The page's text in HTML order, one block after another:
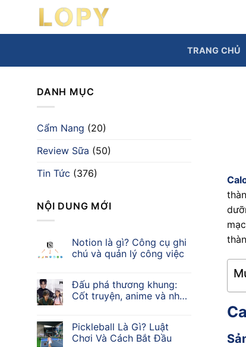
nội
TRANG CHỦ
DANH MỤC
Cẩm Nang (20)
Review Sữa (50)
Tin Tức (376)
NỘI DUNG MỚI
Notion là gì? Công cụ ghi
chú và quản lý công việc
Đấu phá thương khung:
Cốt truyện, anime và nhân
Pickleball Là Gì? Luật
Chơi Và Cách Bắt Đầu